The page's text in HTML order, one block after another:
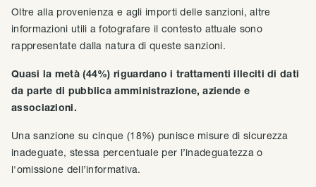
Oltre alla provenienza e agli importi delle sanzioni, altre
informazioni utili a fotografare il contesto attuale sono
rappresentate dalla natura di queste sanzioni.
Quasi la metà (44%) riguardano i trattamenti illeciti di dati
da parte di pubblica amministrazione, aziende e
associazioni.
Una sanzione su cinque (18%) punisce misure di sicurezza
inadeguate, stessa percentuale per l’inadeguatezza o
l'omissione dell’informativa.